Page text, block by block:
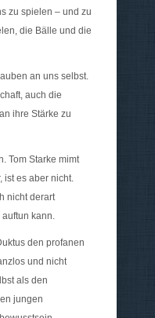
zu spielen – und zu
die Bälle und die
an uns selbst.
auch die
ihre Stärke zu
Tom Starke mimt
es aber nicht.
nicht derart
kann.
den profanen
und nicht
als den
jungen